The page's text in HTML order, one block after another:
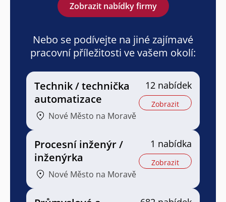
Zobrazit nabídky firmy
Nebo se podívejte na jiné zajímavé
pracovní příležitosti ve vašem okolí:
Technik / technička
automatizace
Nové Město na Moravě
12 nabídek
Zobrazit
Procesní inženýr /
inženýrka
Nové Město na Moravě
1 nabídka
Zobrazit